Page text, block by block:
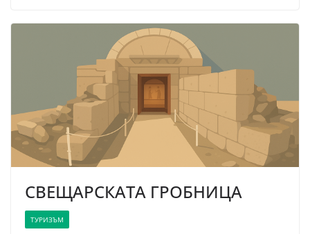
СВЕЩАРСКАТА ГРОБНИЦА
ТУРИЗЪМ